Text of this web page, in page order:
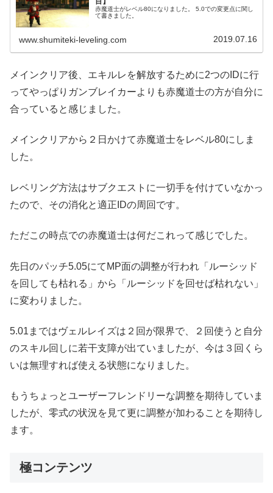
赤魔道士がレベル80になりました。 5.0での変更点に関し
て書きました。
www.shumiteki-leveling.com 2019.07.16
メインクリア後、エキルレを解放するために2つのIDに行
ってやっぱりガンブレイカーよりも赤魔道士の方が自分に
合っていると感じました。
メインクリアから２日かけて赤魔道士をレベル80にしま
した。
レベリング方法はサブクエストに一切手を付けていなかっ
たので、その消化と適正IDの周回です。
ただこの時点での赤魔道士は何だこれって感じでした。
先日のパッチ5.05にてMP面の調整が行われ「ルーシッド
を回しても枯れる」から「ルーシッドを回せば枯れない」
に変わりました。
5.01まではヴェルレイズは２回が限界で、２回使うと自分
のスキル回しに若干支障が出ていましたが、今は３回くら
いは無理すれば使える状態になりました。
もうちょっとユーザーフレンドリーな調整を期待していま
したが、零式の状況を見て更に調整が加わることを期待し
ます。
極コンテンツ